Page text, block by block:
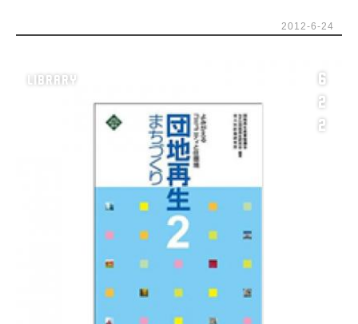
2012-6-24
LIBRARY
6
2
2